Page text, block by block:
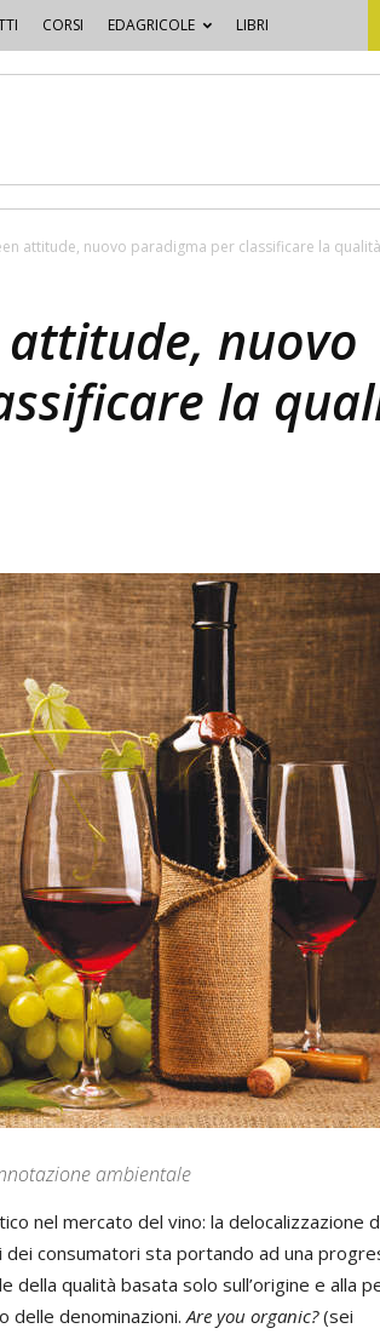
CORSI EDAGRICOLE LIBRI
attitude, nuovo paradigma per classificare la qualità
nuovo
la
ambientale
nel mercato del vino: la delocalizzazione
consumatori sta portando ad una
qualità basata solo sull’origine e alla
delle denominazioni.Are you organic?(sei